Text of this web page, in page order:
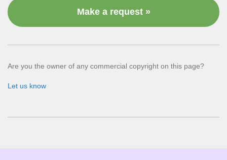
Make a request »
Are you the owner of any commercial copyright on this page?
Let us know